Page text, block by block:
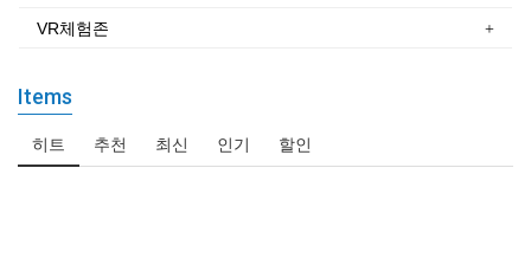
VR체험존
Items
히트 추천 최신 인기 할인